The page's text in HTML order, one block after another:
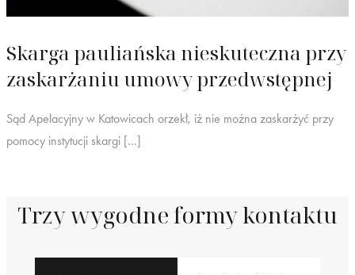
Skarga pauliańska nieskuteczna przy
zaskarżaniu umowy przedwstępnej
Sąd Apelacyjny w Katowicach orzekł, iż nie można zaskarżyć przy
pomocy instytucji skargi […]
Trzy wygodne formy kontaktu